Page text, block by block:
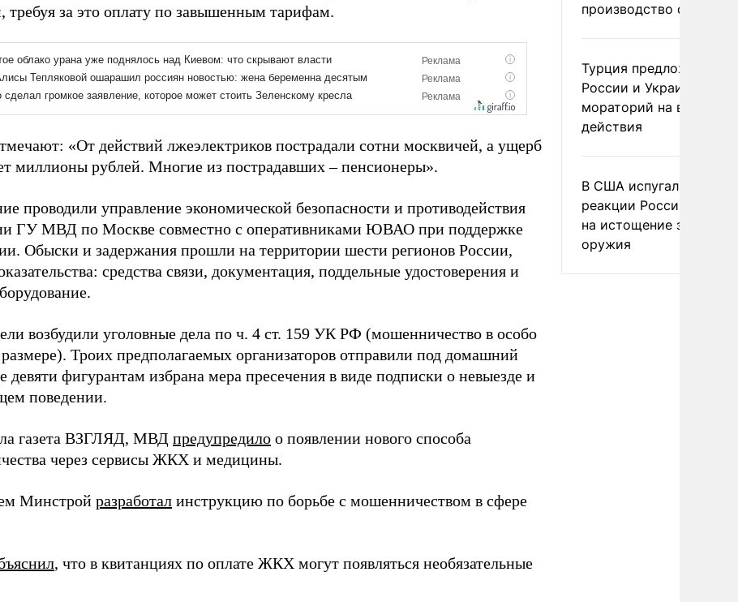
требуя за это оплату по завышенным тарифам.
«От действий лжеэлектриков пострадали сотни москвичей, а ущерб
миллионы рублей. Многие из пострадавших – пенсионеры».
проводили управление экономической безопасности и противодействия
ГУ МВД по Москве совместно с оперативниками ЮВАО при поддержке
Обыски и задержания прошли на территории шести регионов России,
средства связи, документация, поддельные удостоверения и
возбудили уголовные дела по ч. 4 ст. 159 УК РФ (мошенничество в особо
Троих предполагаемых организаторов отправили под домашний
девяти фигурантам избрана мера пресечения в виде подписки о невыезде и
поведении.
газета ВЗГЛЯД, МВД предупредило о появлении нового способа
через сервисы ЖКХ и медицины.
Минстрой разработал инструкцию по борьбе с мошенничеством в сфере
, что в квитанциях по оплате ЖКХ могут появляться необязательные
производство оружия
Турция предложила
России и Украине
мораторий на военные
действия
В США испугались
реакции России и
на истощение запасов
оружия